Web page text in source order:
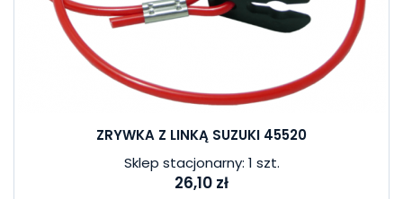
ZRYWKA Z LINKĄ SUZUKI 45520
Sklep stacjonarny: 1 szt.
26,10 zł